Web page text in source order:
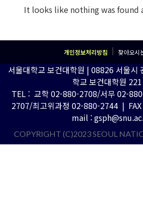
It looks like nothing was found
개인정보처리방침 찾아오시
서울대학교 보건대학원 | 08826 서울시
학교 보건대학원
TEL : 교학 02-880-2708/서무 02-
2707/최고위과정 02-880-2744 |
mail :
COPYRIGHT (C)2023 SEOUL